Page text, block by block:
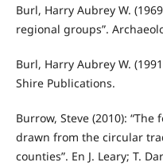
Burl, Harry Aubrey W.
regional groups”.
Burl, Harry Aubrey W.
Shire Publications.
Burrow, Steve (2010):
drawn from the circular
counties”. En J. Leary; T.